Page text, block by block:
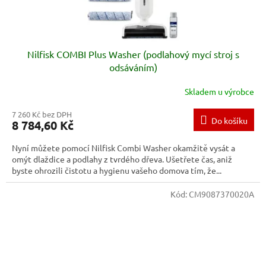
Nilfisk COMBI Plus Washer (podlahový mycí stroj s
odsáváním)
Skladem u výrobce
7 260 Kč bez DPH
8 784,60 Kč Do košíku
Nyní můžete pomocí Nilfisk Combi Washer okamžitě vysát a
omýt dlaždice a podlahy z tvrdého dřeva. Ušetřete čas, aniž
byste ohrozili čistotu a hygienu vašeho domova tím, že...
Kód: CM9087370020A